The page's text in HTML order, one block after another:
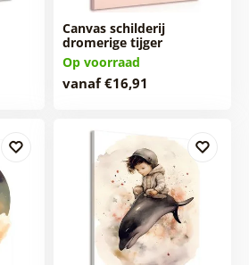
Canvas schilderij
dromerige tijger
Op voorraad
vanaf €16,91